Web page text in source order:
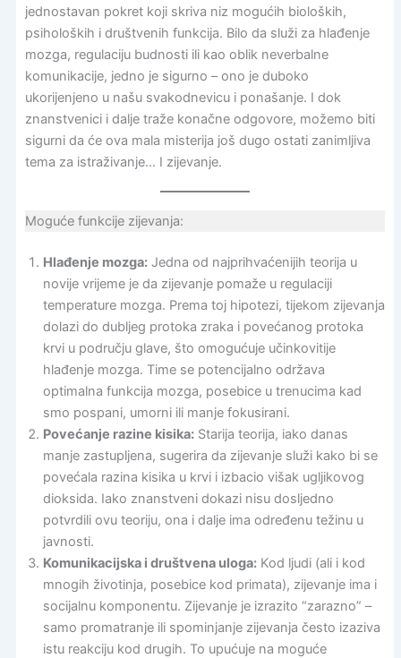
jednostavan pokret koji skriva niz mogućih bioloških,
psiholoških i društvenih funkcija. Bilo da služi za hlađenje
mozga, regulaciju budnosti ili kao oblik neverbalne
komunikacije, jedno je sigurno – ono je duboko
ukorijenjeno u našu svakodnevicu i ponašanje. I dok
znanstvenici i dalje traže konačne odgovore, možemo biti
sigurni da će ova mala misterija još dugo ostati zanimljiva
tema za istraživanje… I zijevanje.
Moguće funkcije zijevanja:
Hlađenje mozga:Jedna od najprihvaćenijih teorija u
novije vrijeme je da zijevanje pomaže u regulaciji
temperature mozga. Prema toj hipotezi, tijekom zijevanja
dolazi do dubljeg protoka zraka i povećanog protoka
krvi u području glave, što omogućuje učinkovitije
hlađenje mozga. Time se potencijalno održava
optimalna funkcija mozga, posebice u trenucima kad
smo pospani, umorni ili manje fokusirani.
Povećanje razine kisika:Starija teorija, iako danas
manje zastupljena, sugerira da zijevanje služi kako bi se
povećala razina kisika u krvi i izbacio višak ugljikovog
dioksida. Iako znanstveni dokazi nisu dosljedno
potvrdili ovu teoriju, ona i dalje ima određenu težinu u
javnosti.
Komunikacijska i društvena uloga:Kod ljudi (ali i kod
mnogih životinja, posebice kod primata), zijevanje ima i
socijalnu komponentu. Zijevanje je izrazito “zarazno” –
samo promatranje ili spominjanje zijevanja često izaziva
istu reakciju kod drugih. To upućuje na moguće